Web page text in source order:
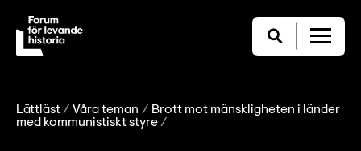
Lättläst Våra teman
Brott mot mänskligheten i länder
med kommunistiskt styre